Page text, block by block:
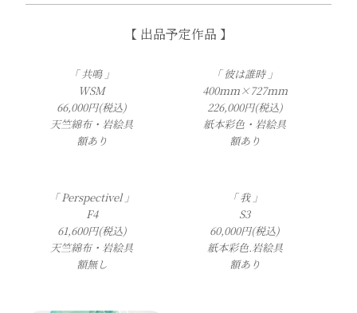
【 出品予定作品 】
「 共鳴 」
WSM
66,000円(税込)
天竺綿布・岩絵具
額あり
「 彼は誰時 」
400ｍｍ×727ｍｍ
226,000円(税込)
紙本彩色・岩絵具
額あり
「 Perspectivel 」
F4
61,600円(税込)
天竺綿布・岩絵具
額無し
「 我 」
S3
60,000円(税込)
紙本彩色.岩絵具
額あり